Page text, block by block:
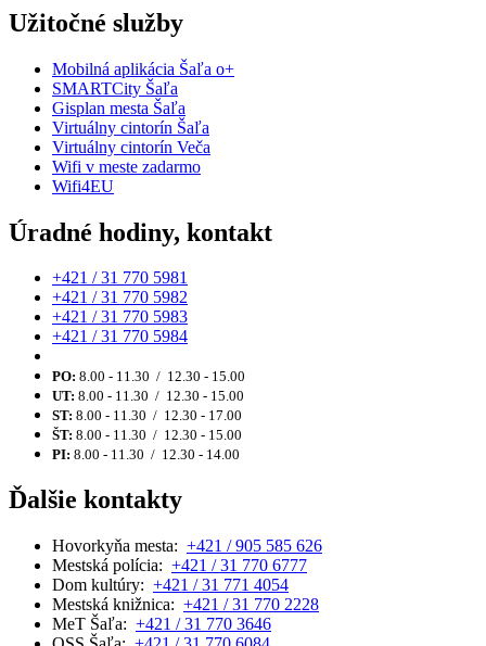
Užitočné služby
Mobilná aplikácia Šaľa o+
SMARTCity Šaľa
Gisplan mesta Šaľa
Virtuálny cintorín Šaľa
Virtuálny cintorín Veča
Wifi v meste zadarmo
Wifi4EU
Úradné hodiny, kontakt
+421 / 31 770 5981
+421 / 31 770 5982
+421 / 31 770 5983
+421 / 31 770 5984
PO: 8.00 - 11.30 / 12.30 - 15.00
UT: 8.00 - 11.30 / 12.30 - 15.00
ST: 8.00 - 11.30 / 12.30 - 17.00
ŠT: 8.00 - 11.30 / 12.30 - 15.00
PI: 8.00 - 11.30 / 12.30 - 14.00
Ďalšie kontakty
Hovorkyňa mesta: +421 / 905 585 626
Mestská polícia: +421 / 31 770 6777
Dom kultúry: +421 / 31 771 4054
Mestská knižnica: +421 / 31 770 2228
MeT Šaľa: +421 / 31 770 3646